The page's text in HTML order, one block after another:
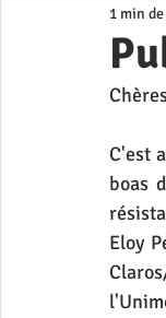
1 min
C'est
boas
Eloy